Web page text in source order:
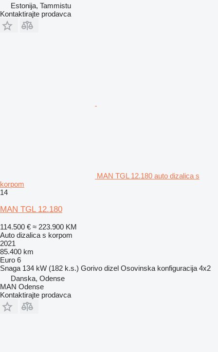
Estonija, Tammistu
Kontaktirajte prodavca
MAN TGL 12.180 auto dizalica s
korpom
14
MAN TGL 12.180
114.500 € ≈ 223.900 KM
Auto dizalica s korpom
2021
85.400 km
Euro 6
Snaga 134 kW (182 k.s.) Gorivo dizel Osovinska konfiguracija 4x2
Danska, Odense
MAN Odense
Kontaktirajte prodavca